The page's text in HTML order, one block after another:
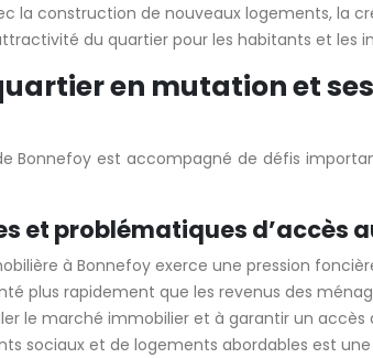
la construction de nouveaux logements, la
du quartier pour les habitants et les
en mutation et
Bonnefoy est accompagné de défis
et problématiques d’accès
à Bonnefoy exerce une pression
plus rapidement que les revenus des
le marché immobilier et à garantir un
sociaux et de logements abordables est